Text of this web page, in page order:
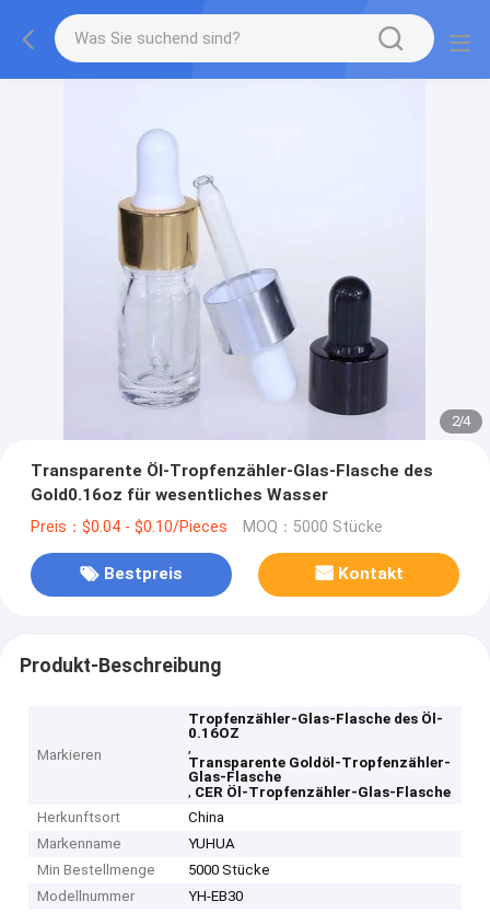
2/4
Transparente Öl-Tropfenzähler-Glas-Flasche des
Gold0.16oz für wesentliches Wasser
Preis：$0.04 - $0.10/Pieces MOQ：5000 Stücke
Bestpreis Kontakt
Produkt-Beschreibung
Markieren
Tropfenzähler-Glas-Flasche des Öl-
0.16OZ
,
Transparente Goldöl-Tropfenzähler-
Glas-Flasche
, CER Öl-Tropfenzähler-Glas-Flasche
Herkunftsort
China
Markenname
YUHUA
Min Bestellmenge
5000 Stücke
Modellnummer
YH-EB30